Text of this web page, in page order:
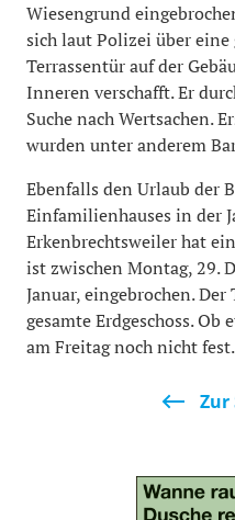
Wiesengrund
sich laut Polizei über
Terrassentür auf der
Inneren verschafft. Er
Suche nach Wertsachen.
wurden unter anderem
Ebenfalls den Urlaub der
Einfamilienhauses in der
Erkenbrechtsweiler hat
ist zwischen Montag, 29.
Januar, eingebrochen.
gesamte Erdgeschoss.
am Freitag noch nicht fest.
Zur